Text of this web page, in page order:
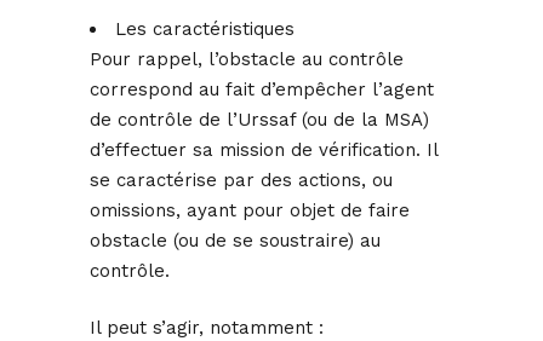
Les caractéristiques
Pour rappel, l’obstacle au contrôle
correspond au fait d’empêcher l’agent
de contrôle de l’Urssaf (ou de la MSA)
d’effectuer sa mission de vérification. Il
se caractérise par des actions, ou
omissions, ayant pour objet de faire
obstacle (ou de se soustraire) au
contrôle.
Il peut s’agir, notamment :